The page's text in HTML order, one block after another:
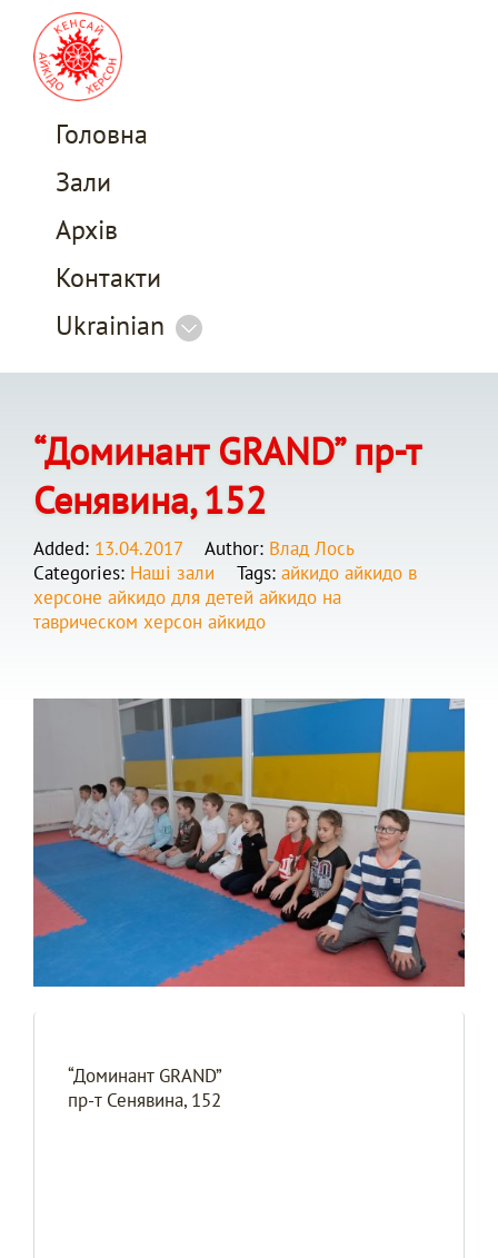
Головна
Зали
Архів
Контакти
Ukrainian
“Доминант GRAND” пр-т
Сенявина, 152
Added: 13.04.2017 Author: Влад Лось
Categories: Наші зали Tags: айкидо айкидо в
херсоне айкидо для детей айкидо на
таврическом херсон айкидо
“Доминант GRAND”
пр-т Сенявина, 152